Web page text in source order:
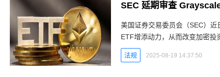
SEC 延期审查
美国证券交易委员会（SEC）
ETF增添动力，从而改变加密
押ETF的裁决根据4月14日发布
法规 2025-08-19 14:37:50